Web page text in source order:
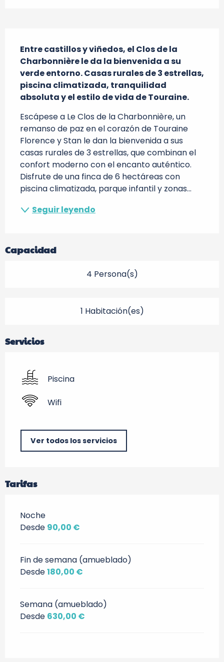
Entre castillos y viñedos, el Clos de la
Charbonnière le da la bienvenida a su
verde entorno. Casas rurales de 3 estrellas,
piscina climatizada, tranquilidad
absoluta y el estilo de vida de Touraine.
Escápese a Le Clos de la Charbonnière, un
remanso de paz en el corazón de Touraine
Florence y Stan le dan la bienvenida a sus
casas rurales de 3 estrellas, que combinan el
confort moderno con el encanto auténtico.
Disfrute de una finca de 6 hectáreas con
piscina climatizada, parque infantil y zonas...
Seguir leyendo
Capacidad
4 Persona(s)
1 Habitación(es)
Servicios
Piscina
Wifi
Ver todos los servicios
Tarifas
Noche
Desde 90,00 €
Fin de semana (amueblado)
Desde180,00 €
Semana (amueblado)
Desde 630,00 €